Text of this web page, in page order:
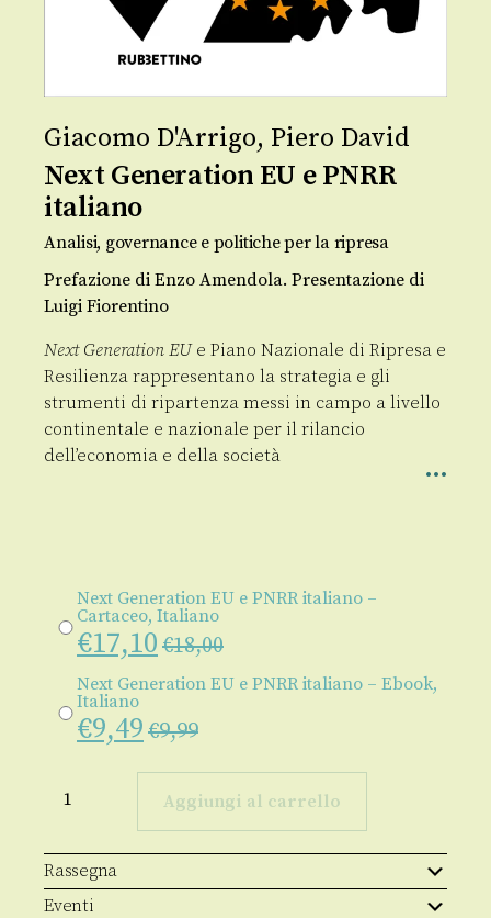
Giacomo D'Arrigo, Piero David
Next Generation EU e PNRR
italiano
Analisi, governance e politiche per la ripresa
Prefazione di Enzo Amendola. Presentazione di
Luigi Fiorentino
Next Generation EUe Piano Nazionale di Ripresa e
Resilienza rappresentano la strategia e gli
strumenti di ripartenza messi in campo a livello
continentale e nazionale per il rilancio
dell’economia e della società
Next Generation EU e PNRR italiano –
Cartaceo, Italiano
€17,10 €18,00
Next Generation EU e PNRR italiano – Ebook,
Italiano
€9,49 €9,99
Generation
PNRR
italiano
quantità
Aggiungi al carrello
Rassegna
Eventi